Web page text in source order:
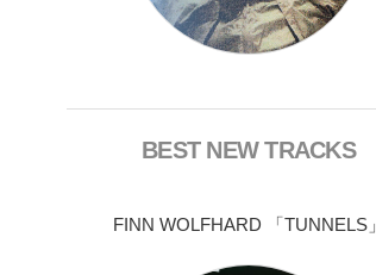
BEST NEW TRACKS
FINN WOLFHARD 「TUNNELS」